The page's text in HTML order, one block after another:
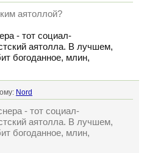
аятоллой?
- тот социал-
аятолла. В лучшем,
богоданное, млин,
Nord
- тот социал-
аятолла. В лучшем,
богоданное, млин,